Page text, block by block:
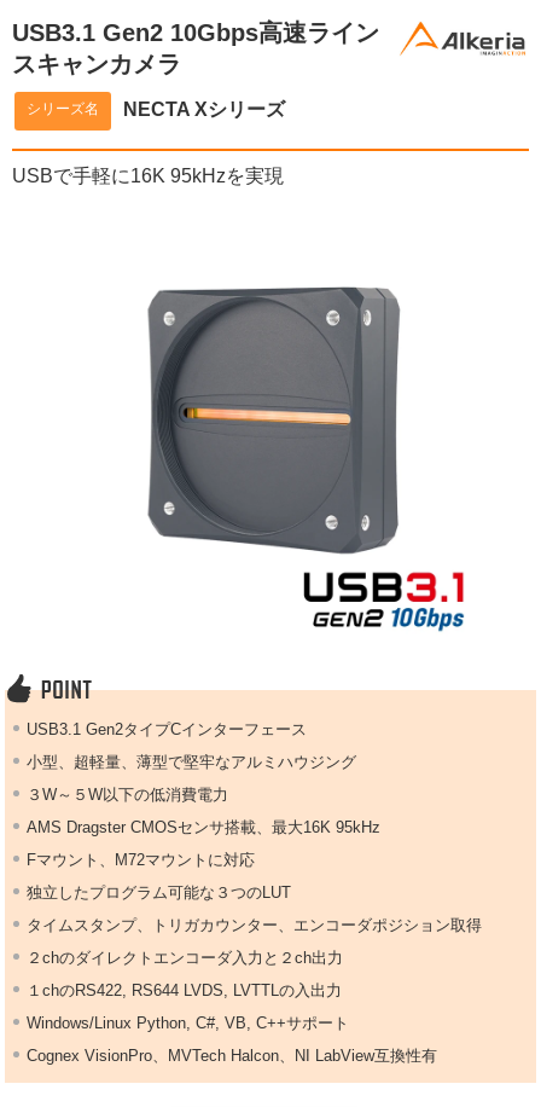
USB3.1 Gen2 10Gbps高速ライン
スキャンカメラ
シリーズ名 NECTA Xシリーズ
USBで手軽に16K 95kHzを実現
USB3.1 Gen2タイプCインターフェース
小型、超軽量、薄型で堅牢なアルミハウジング
３W～５W以下の低消費電力
AMS Dragster CMOSセンサ搭載、最大16K 95kHz
Fマウント、M72マウントに対応
独立したプログラム可能な３つのLUT
タイムスタンプ、トリガカウンター、エンコーダポジション取得
２chのダイレクトエンコーダ入力と２ch出力
１chのRS422, RS644 LVDS, LVTTLの入出力
Windows/Linux Python, C#, VB, C++サポート
Cognex VisionPro、MVTech Halcon、NI LabView互換性有